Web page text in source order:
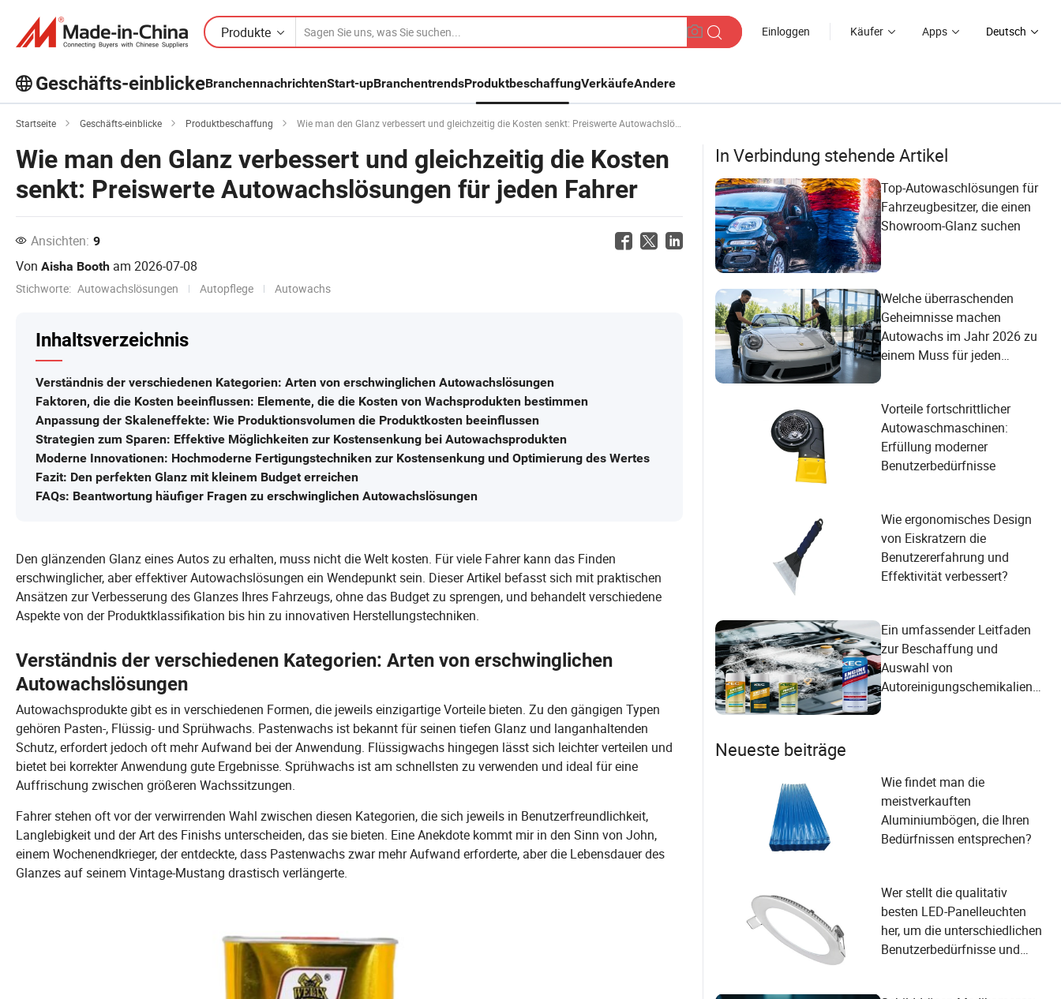
Produkte Einloggen Käufer Apps Deutsch
Geschäfts-einblickeBranchennachrichtenStart-upBranchentrendsProduktbeschaffungVerkäufeAndere
im Bereich Business Insights!
Startseite Geschäfts-einblicke Produktbeschaffung Wie man den Glanz verbessert und gleichzeitig die Kosten senkt: Preiswerte Autowachslösungen für jeden Fahrer
Wie man den Glanz verbessert und gleichzeitig die Kosten
senkt: Preiswerte Autowachslösungen für jeden Fahrer
Ansichten: 9
Von Aisha Booth am 2026-07-08
Stichworte: Autowachslösungen Autopflege Autowachs
Inhaltsverzeichnis
Verständnis der verschiedenen Kategorien: Arten von erschwinglichen Autowachslösungen
Faktoren, die die Kosten beeinflussen: Elemente, die die Kosten von Wachsprodukten bestimmen
Anpassung der Skaleneffekte: Wie Produktionsvolumen die Produktkosten beeinflussen
Strategien zum Sparen: Effektive Möglichkeiten zur Kostensenkung bei Autowachsprodukten
Moderne Innovationen: Hochmoderne Fertigungstechniken zur Kostensenkung und Optimierung des Wertes
Fazit: Den perfekten Glanz mit kleinem Budget erreichen
FAQs: Beantwortung häufiger Fragen zu erschwinglichen Autowachslösungen
Den glänzenden Glanz eines Autos zu erhalten, muss nicht die Welt kosten. Für viele Fahrer kann das Finden
erschwinglicher, aber effektiver Autowachslösungen ein Wendepunkt sein. Dieser Artikel befasst sich mit praktischen
Ansätzen zur Verbesserung des Glanzes Ihres Fahrzeugs, ohne das Budget zu sprengen, und behandelt verschiedene
Aspekte von der Produktklassifikation bis hin zu innovativen Herstellungstechniken.
Verständnis der verschiedenen Kategorien: Arten von erschwinglichen
Autowachslösungen
Autowachsprodukte gibt es in verschiedenen Formen, die jeweils einzigartige Vorteile bieten. Zu den gängigen Typen
gehören Pasten-, Flüssig- und Sprühwachs. Pastenwachs ist bekannt für seinen tiefen Glanz und langanhaltenden
Schutz, erfordert jedoch oft mehr Aufwand bei der Anwendung. Flüssigwachs hingegen lässt sich leichter verteilen und
bietet bei korrekter Anwendung gute Ergebnisse. Sprühwachs ist am schnellsten zu verwenden und ideal für eine
Auffrischung zwischen größeren Wachssitzungen.
Fahrer stehen oft vor der verwirrenden Wahl zwischen diesen Kategorien, die sich jeweils in Benutzerfreundlichkeit,
Langlebigkeit und der Art des Finishs unterscheiden, das sie bieten. Eine Anekdote kommt mir in den Sinn von John,
einem Wochenendkrieger, der entdeckte, dass Pastenwachs zwar mehr Aufwand erforderte, aber die Lebensdauer des
Glanzes auf seinem Vintage-Mustang drastisch verlängerte.
In Verbindung stehende Artikel
Top-Autowaschlösungen für
Fahrzeugbesitzer, die einen
Showroom-Glanz suchen
Welche überraschenden
Geheimnisse machen
Autowachs im Jahr 2026 zu
einem Muss für jeden
Vorteile fortschrittlicher
Autowaschmaschinen:
Erfüllung moderner
Benutzerbedürfnisse
Wie ergonomisches Design
von Eiskratzern die
Benutzererfahrung und
Effektivität verbessert?
Ein umfassender Leitfaden
zur Beschaffung und
Auswahl von
Autoreinigungschemikalien
Neueste beiträge
Wie findet man die
meistverkauften
Aluminiumbögen, die Ihren
Bedürfnissen entsprechen?
Wer stellt die qualitativ
besten LED-Panelleuchten
her, um die unterschiedlichen
Benutzerbedürfnisse und